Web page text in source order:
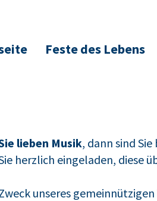
Feste des Lebens
lieben Musik, dann sind
herzlich eingeladen, diese
unseres